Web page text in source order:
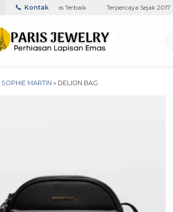
Lapisan Emas Terbaik Terpercaya Sejak 2017
Kontak
SOPHIE MARTIN » DELION BAG